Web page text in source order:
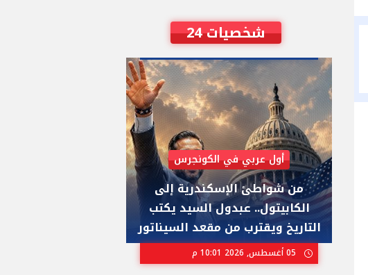
شخصيات 24
أول عربي في الكونجرس
من شواطئ الإسكندرية إلى
الكابيتول.. عبدول السيد يكتب
التاريخ ويقترب من مقعد السيناتور